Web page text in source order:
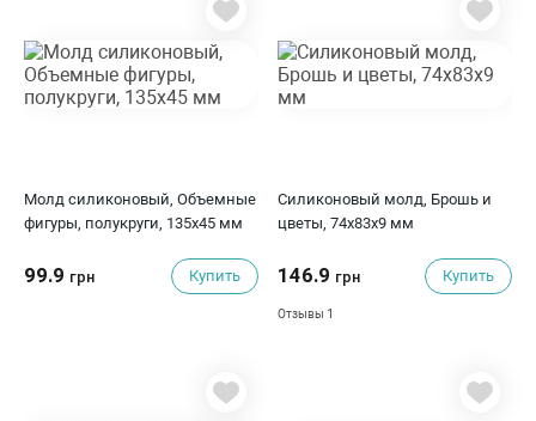
Молд силиконовый, Объемные
фигуры, полукруги, 135х45 мм
99.9 грн Купить
Силиконовый молд, Брошь и
цветы, 74x83x9 мм
146.9 грн Купить
Отзывы 1